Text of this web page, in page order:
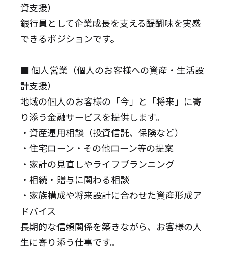
資支援）
銀行員として企業成長を支える醍醐味を実感
できるポジションです。
■ 個人営業（個人のお客様への資産・生活設
計支援）
地域の個人のお客様の「今」と「将来」に寄
り添う金融サービスを提供します。
・資産運用相談（投資信託、保険など）
・住宅ローン・その他ローン等の提案
・家計の見直しやライフプランニング
・相続・贈与に関わる相談
・家族構成や将来設計に合わせた資産形成ア
ドバイス
長期的な信頼関係を築きながら、お客様の人
生に寄り添う仕事です。